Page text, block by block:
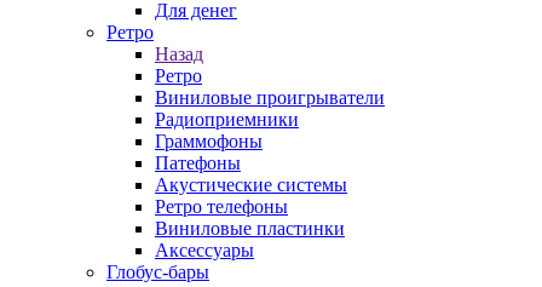
Для денег
Ретро
Назад
Ретро
Виниловые проигрыватели
Радиоприемники
Граммофоны
Патефоны
Акустические системы
Ретро телефоны
Виниловые пластинки
Аксессуары
Глобус-бары